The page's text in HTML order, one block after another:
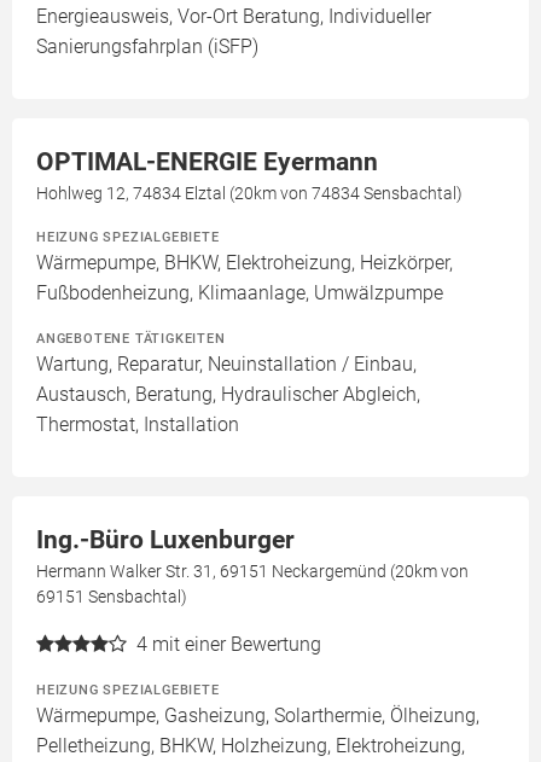
Energieausweis, Vor-Ort Beratung, Individueller
Sanierungsfahrplan (iSFP)
OPTIMAL-ENERGIE Eyermann
Hohlweg 12, 74834 Elztal (20km von 74834 Sensbachtal)
HEIZUNG SPEZIALGEBIETE
Wärmepumpe, BHKW, Elektroheizung, Heizkörper,
Fußbodenheizung, Klimaanlage, Umwälzpumpe
ANGEBOTENE TÄTIGKEITEN
Wartung, Reparatur, Neuinstallation / Einbau,
Austausch, Beratung, Hydraulischer Abgleich,
Thermostat, Installation
Ing.-Büro Luxenburger
Hermann Walker Str. 31, 69151 Neckargemünd (20km von
69151 Sensbachtal)
4 mit einer Bewertung
HEIZUNG SPEZIALGEBIETE
Wärmepumpe, Gasheizung, Solarthermie, Ölheizung,
Pelletheizung, BHKW, Holzheizung, Elektroheizung,